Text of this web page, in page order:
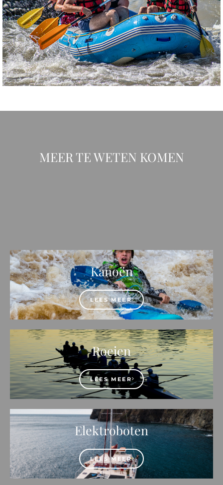
MEER TE WETEN KOMEN
Kanoën
LEES MEER
Roeien
LEES MEER
Elektroboten
LEES MEER